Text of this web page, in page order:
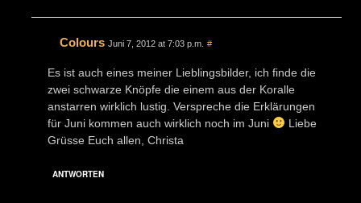
Colours Juni 7, 2012 at 7:03 p.m. #
Es ist auch eines meiner Lieblingsbilder, ich finde die
zwei schwarze Knöpfe die einem aus der Koralle
anstarren wirklich lustig. Verspreche die Erklärungen
für Juni kommen auch wirklich noch im Juni
Liebe
Grüsse Euch allen, Christa
ANTWORTEN